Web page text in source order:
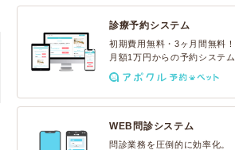
診療予約システム
初期費用無料・3ヶ月間無料！
月額1万円からの予約システム
WEB問診システム
問診業務を圧倒的に効率化。